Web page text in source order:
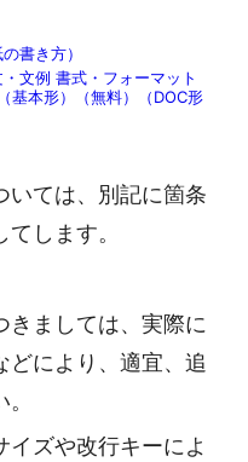
書き方）
文例 書式・フォーマット
基本形）（無料）（DOC形
いては、別記に箇条
します。
きましては、実際に
どにより、適宜、追
イズや改行キーによ